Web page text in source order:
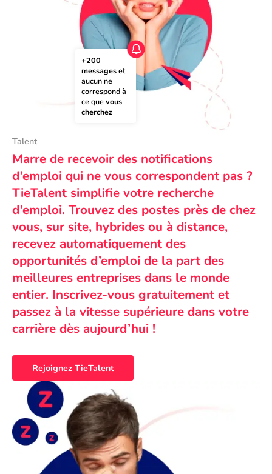
+200
messages et
aucun ne
correspond à
ce que vous
cherchez
Talent
Marre de recevoir des notifications
d’emploi qui ne vous correspondent pas ?
TieTalent simplifie votre recherche
d’emploi. Trouvez des postes près de chez
vous, sur site, hybrides ou à distance,
recevez automatiquement des
opportunités d’emploi de la part des
meilleures entreprises dans le monde
entier. Inscrivez-vous gratuitement et
passez à la vitesse supérieure dans votre
carrière dès aujourd’hui !
Rejoignez TieTalent